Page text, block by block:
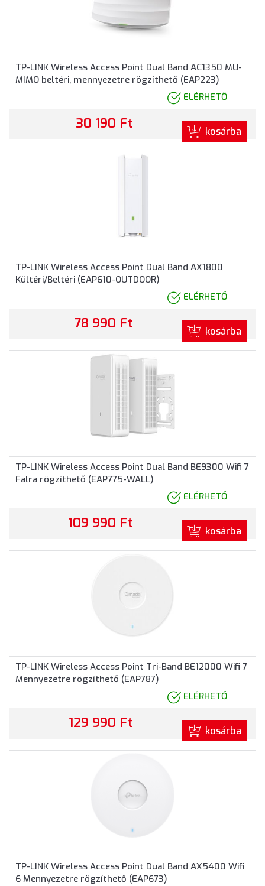
TP-LINK Wireless Access Point Dual Band AC1350 MU-
MIMO beltéri, mennyezetre rögzíthető (EAP223)
ELÉRHETŐ
30 190 Ft kosárba
TP-LINK Wireless Access Point Dual Band AX1800
Kültéri/Beltéri (EAP610-OUTDOOR)
ELÉRHETŐ
78 990 Ft kosárba
TP-LINK Wireless Access Point Dual Band BE9300 Wifi 7
Falra rögzíthető (EAP775-WALL)
ELÉRHETŐ
109 990 Ft kosárba
TP-LINK Wireless Access Point Tri-Band BE12000 Wifi 7
Mennyezetre rögzíthető (EAP787)
ELÉRHETŐ
129 990 Ft kosárba
TP-LINK Wireless Access Point Dual Band AX5400 Wifi
6 Mennyezetre rögzíthető (EAP673)